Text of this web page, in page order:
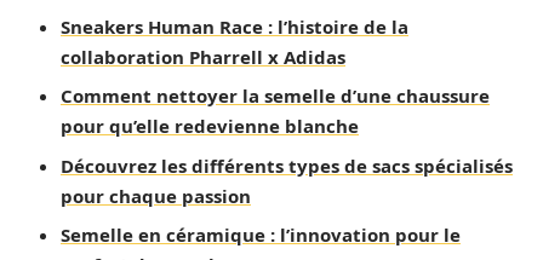
Sneakers Human Race : l’histoire de la
collaboration Pharrell x Adidas
Comment nettoyer la semelle d’une chaussure
pour qu’elle redevienne blanche
Découvrez les différents types de sacs spécialisés
pour chaque passion
Semelle en céramique : l’innovation pour le